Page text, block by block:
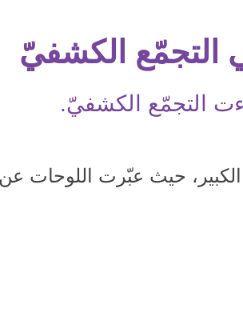
التجمّع الكشفيّ
التجمّع الكشفيّ.
حيث عبّرت اللوحات عن